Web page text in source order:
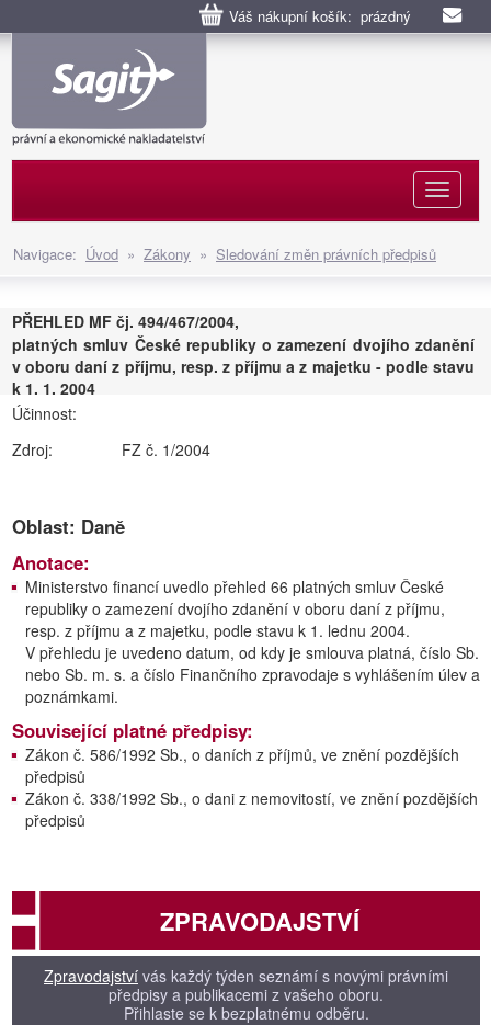
Váš nákupní košík: prázdný
Navigace: Úvod » Zákony » Sledování změn právních předpisů
PŘEHLED MF čj. 494/467/2004,
platných smluv České republiky o zamezení dvojího zdanění
v oboru daní z příjmu, resp. z příjmu a z majetku - podle stavu
k 1. 1. 2004
Účinnost:
Zdroj:
FZ č. 1/2004
Oblast: Daně
Anotace:
Ministerstvo financí uvedlo přehled 66 platných smluv České
republiky o zamezení dvojího zdanění v oboru daní z příjmu,
resp. z příjmu a z majetku, podle stavu k 1. lednu 2004.
V přehledu je uvedeno datum, od kdy je smlouva platná, číslo Sb.
nebo Sb. m. s. a číslo Finančního zpravodaje s vyhlášením úlev a
poznámkami.
Související platné předpisy:
Zákon č. 586/1992 Sb., o daních z příjmů, ve znění pozdějších
předpisů
Zákon č. 338/1992 Sb., o dani z nemovitostí, ve znění pozdějších
předpisů
ZPRAVODAJSTVÍ
Zpravodajství vás každý týden seznámí s novými právními
předpisy a publikacemi z vašeho oboru.
Přihlaste se k bezplatnému odběru.